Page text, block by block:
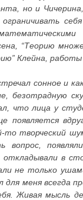
но и
“Теорию
Клейна,
сонное и
безотрадную
что лица у
появляется
творческий
вопрос,
откладывали в
не только
меня всегда
Живая мысль